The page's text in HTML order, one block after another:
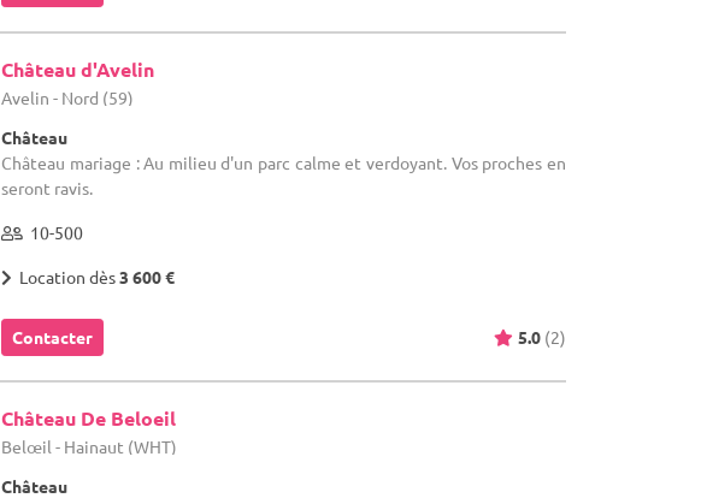
Château d'Avelin
Avelin - Nord (59)
Château
Château mariage : Au milieu d'un parc calme et verdoyant. Vos proches en
seront ravis.
10-500
Location dès3 600 €
Contacter 5.0 (2)
Château De Beloeil
Belœil - Hainaut (WHT)
Château